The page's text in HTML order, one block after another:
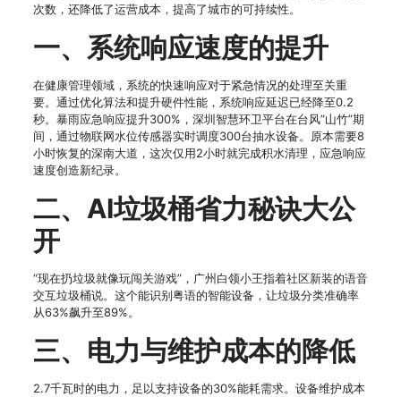
次数，还降低了运营成本，提高了城市的可持续性。
一、系统响应速度的提升
在健康管理领域，系统的快速响应对于紧急情况的处理至关重
要。通过优化算法和提升硬件性能，系统响应延迟已经降至0.2
秒。暴雨应急响应提升300%，深圳智慧环卫平台在台风”山竹”期
间，通过物联网水位传感器实时调度300台抽水设备。原本需要8
小时恢复的深南大道，这次仅用2小时就完成积水清理，应急响应
速度创造新纪录。
二、AI垃圾桶省力秘诀大公
开
“现在扔垃圾就像玩闯关游戏”，广州白领小王指着社区新装的语音
交互垃圾桶说。这个能识别粤语的智能设备，让垃圾分类准确率
从63%飙升至89%。
三、电力与维护成本的降低
2.7千瓦时的电力，足以支持设备的30%能耗需求。设备维护成本